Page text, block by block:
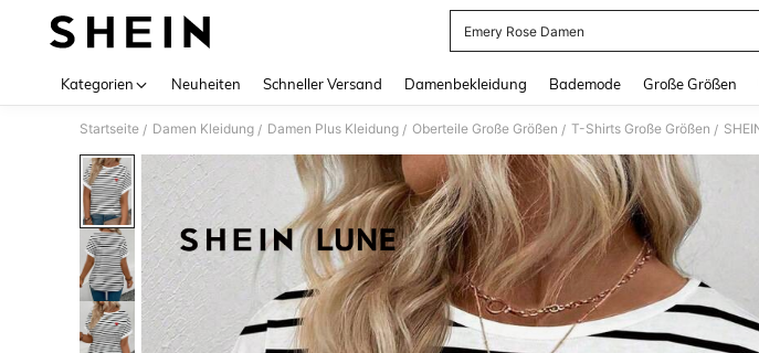
Emery Rose Damen
Kategorien Neuheiten Schneller Versand Damenbekleidung Bademode Große Größen
Startseite / Damen Kleidung / Damen Plus Kleidung / Oberteile Große Größen / T-Shirts Große Größen /